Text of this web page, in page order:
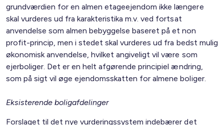
grundværdien for en almen etageejendom ikke længere
skal vurderes ud fra karakteristika m.v. ved fortsat
anvendelse som almen bebyggelse baseret på et non
profit-princip, men i stedet skal vurderes ud fra bedst mulig
økonomisk anvendelse, hvilket angiveligt vil være som
ejerboliger. Det er en helt afgørende principiel ændring,
som på sigt vil øge ejendomsskatten for almene boliger.
Eksisterende boligafdelinger
Forslaget til det nye vurderingssystem indebærer det